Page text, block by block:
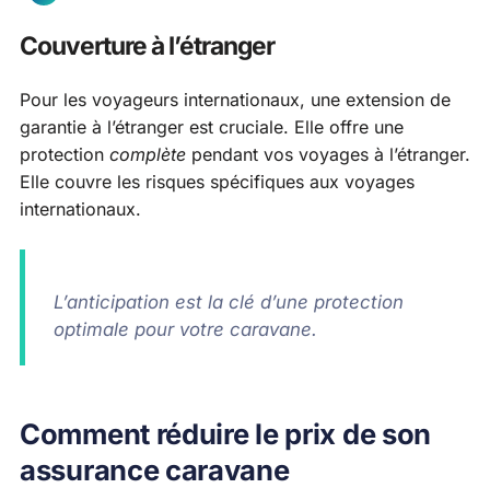
Couverture à l’étranger
Pour les voyageurs internationaux, une extension de
garantie à l’étranger est cruciale. Elle offre une
protection complète pendant vos voyages à l’étranger.
Elle couvre les risques spécifiques aux voyages
internationaux.
L’anticipation est la clé d’une protection
optimale pour votre caravane.
Comment réduire le prix de son
assurance caravane